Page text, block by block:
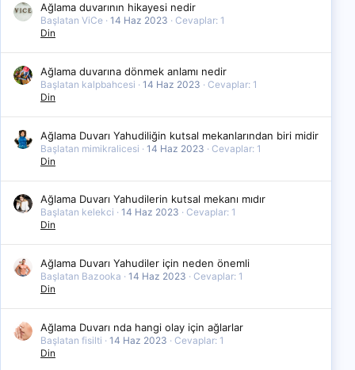
Ağlama duvarının hikayesi nedir
Başlatan ViCe 14 Haz 2023
Cevaplar: 1
Din
Ağlama duvarına dönmek anlamı nedir
Başlatan kalpbahcesi 14 Haz 2023
Cevaplar: 1
Din
Ağlama Duvarı Yahudiliğin kutsal mekanlarından biri midir
Başlatan mimikralicesi 14 Haz 2023
Cevaplar: 1
Din
Ağlama Duvarı Yahudilerin kutsal mekanı mıdır
Başlatan kelekci 14 Haz 2023
Cevaplar: 1
Din
Ağlama Duvarı Yahudiler için neden önemli
Başlatan Bazooka 14 Haz 2023
Cevaplar: 1
Din
Ağlama Duvarı nda hangi olay için ağlarlar
Başlatan fisilti 14 Haz 2023
Cevaplar: 1
Din